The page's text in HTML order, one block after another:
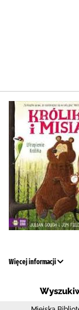
Więcej informacji